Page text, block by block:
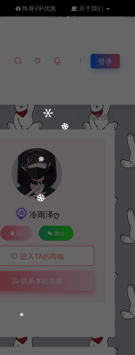
终身VIP优惠 关于我们
登录
我要投稿
冷雨泽ღ
QQ 微信
进入TA的商铺
联系本站客服